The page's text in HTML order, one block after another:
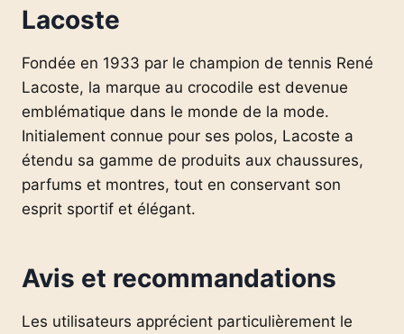
Lacoste
Fondée en 1933 par le champion de tennis René
Lacoste, la marque au crocodile est devenue
emblématique dans le monde de la mode.
Initialement connue pour ses polos, Lacoste a
étendu sa gamme de produits aux chaussures,
parfums et montres, tout en conservant son
esprit sportif et élégant.
Avis et recommandations
Les utilisateurs apprécient particulièrement le